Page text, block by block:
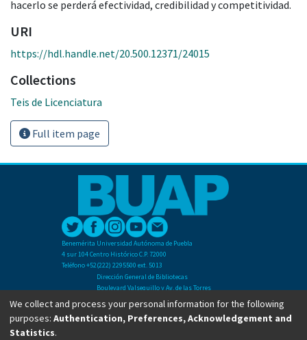
hacerlo se perderá efectividad, credibilidad y competitividad.
URI
https://hdl.handle.net/20.500.12371/24015
Collections
Teis de Licenciatura
Full item page
Benemérita Universidad Autónoma de Puebla
4 sur 104 Centro Histórico C.P. 72000
Teléfono +52(222) 2295500 ext. 5013
Dirección General de Bibliotecas
Boulevard Valsequillo y Av. de las Torres
Ciudad Universitaria. Col. San Manuel
C.P. 72570
Teléfono +52 (222) 2295500 Ext 2901
We collect and process your personal information for the following
purposes: Authentication, Preferences, Acknowledgement and
Statistics.